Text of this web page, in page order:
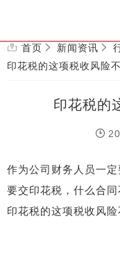
首页 新闻资讯
印花税的这项税收风险
印花税的
作为公司财务人员一
要交印花税，什么合同
印花税的这项税收风